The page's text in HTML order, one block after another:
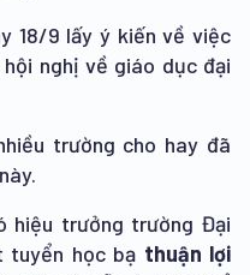
18/9 lấy ý kiến về việc
nghị về giáo dục đại
trường cho hay đã
hiệu trưởng trường Đại
tuyển học bạ thuận lợi